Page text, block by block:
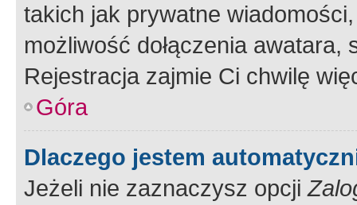
takich jak prywatne
możliwość dołączenia
Rejestracja zajmie Ci chwilę
Góra
Dlaczego jestem
Jeżeli nie zaznaczysz opcji